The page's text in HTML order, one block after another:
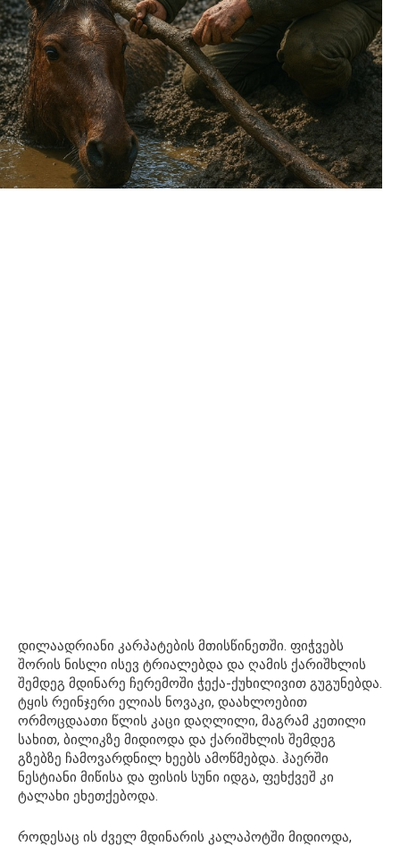
დილაადრიანი კარპატების მთისწინეთში. ფიჭვებს
შორის ნისლი ისევ ტრიალებდა და ღამის ქარიშხლის
შემდეგ მდინარე ჩერემოში ჭექა-ქუხილივით გუგუნებდა.
ტყის რეინჯერი ელიას ნოვაკი, დაახლოებით
ორმოცდაათი წლის კაცი დაღლილი, მაგრამ კეთილი
სახით, ბილიკზე მიდიოდა და ქარიშხლის შემდეგ
გზებზე ჩამოვარდნილ ხეებს ამოწმებდა. ჰაერში
ნესტიანი მიწისა და ფისის სუნი იდგა, ფეხქვეშ კი
ტალახი ეხეთქებოდა.
როდესაც ის ძველ მდინარის კალაპოტში მიდიოდა,